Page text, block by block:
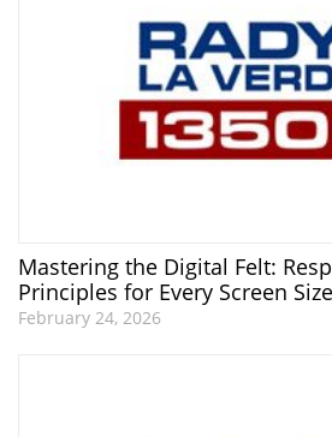
Mastering the Digital Felt:
Principles for Every Screen Size
February 24, 2026